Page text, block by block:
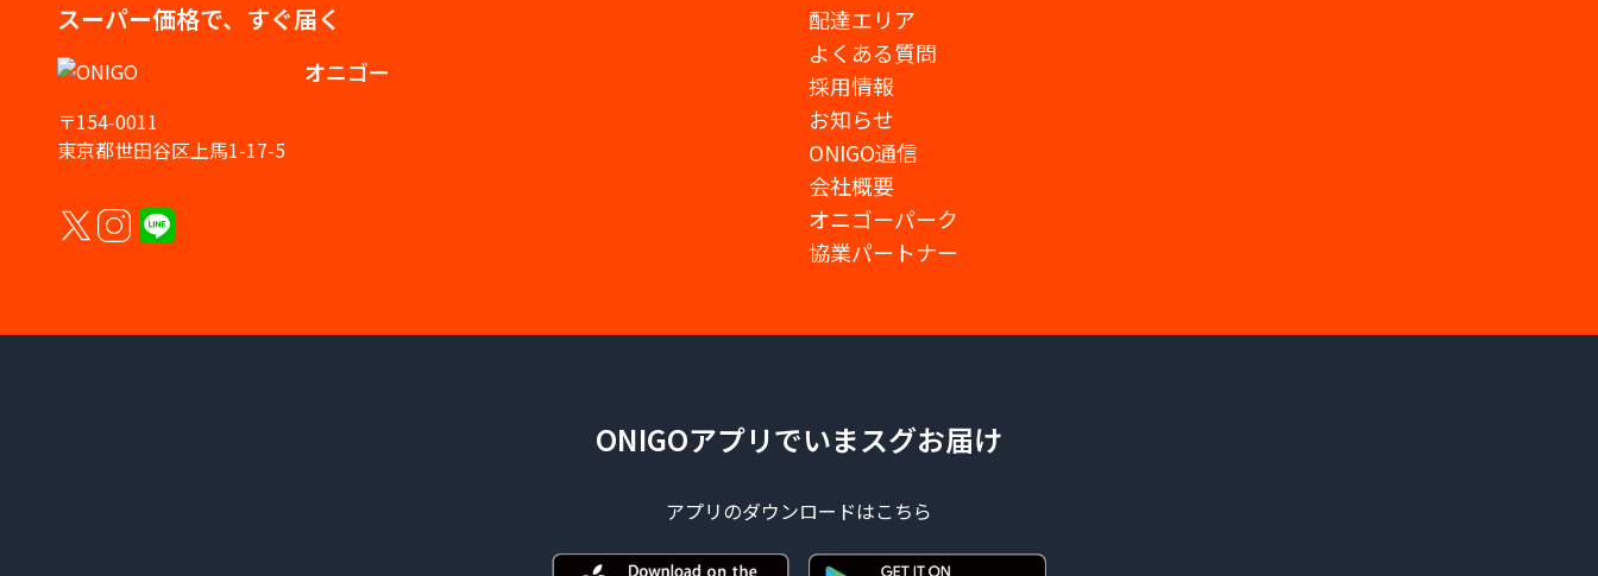
スーパー価格で、すぐ届く
オニゴー
〒154-0011
東京都世田谷区上馬1-17-5
配達エリア
よくある質問
採用情報
お知らせ
ONIGO通信
会社概要
オニゴーパーク
協業パートナー
ONIGOアプリでいまスグお届け
アプリのダウンロードはこちら